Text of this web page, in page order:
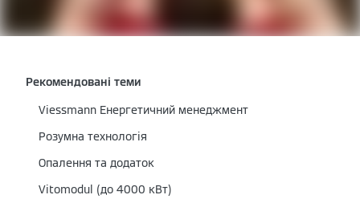
Рекомендовані теми
Viessmann Енергетичний менеджмент
Розумна технологія
Опалення та додаток
Vitomodul (до 4000 кВт)